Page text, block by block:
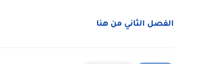
الفصل الثاني من هنا